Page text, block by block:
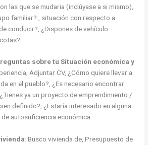
las que se mudaria (inclúyase a si mismo),
familiar?:, situación con respecto a
conducir?, ¿Dispones de vehículo
sobre tu Situación económica y
Adjuntar CV, ¿Cómo quiere llevar a
en el pueblo?, ¿Es necesario encontrar
ya un proyecto de emprendimiento /
definido?, ¿Estaría interesado en alguna
autosuficiencia económica.
: Busco vivienda de, Presupuesto de